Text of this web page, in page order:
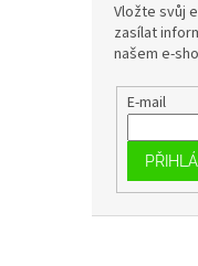
Vložte svůj
zasílat
našem e-
E-mail